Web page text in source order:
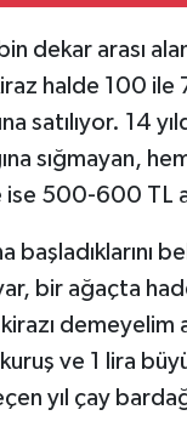
dekar arası
halde 100 ile
satılıyor. 14
sığmayan,
ise 500-600 TL
bir ağaçta
demeyelim
ve 1 lira
yıl çay